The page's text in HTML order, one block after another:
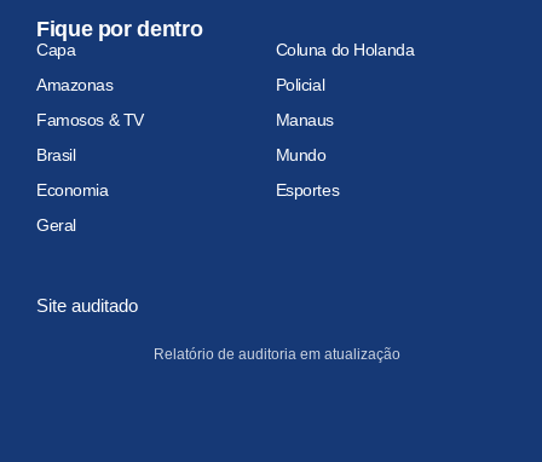
Fique por dentro
Capa
Coluna do Holanda
Amazonas
Policial
Famosos & TV
Manaus
Brasil
Mundo
Economia
Esportes
Geral
Site auditado
Relatório de auditoria em atualização